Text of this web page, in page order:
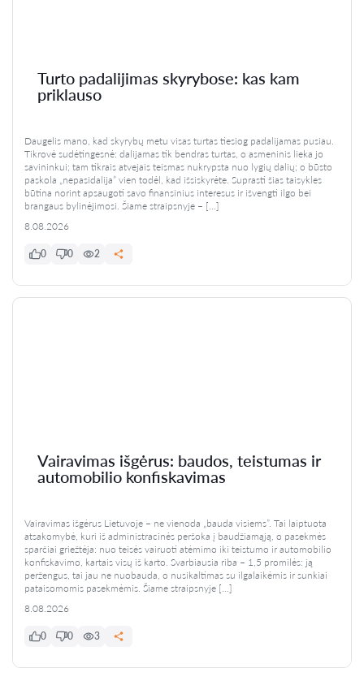
Turto padalijimas skyrybose: kas kam
priklauso
Daugelis mano, kad skyrybų metu visas turtas tiesiog padalijamas pusiau.
Tikrovė sudėtingesnė: dalijamas tik bendras turtas, o asmeninis lieka jo
savininkui; tam tikrais atvejais teismas nukrypsta nuo lygių dalių; o būsto
paskola „nepasidalija” vien todėl, kad išsiskyrėte. Suprasti šias taisykles
būtina norint apsaugoti savo finansinius interesus ir išvengti ilgo bei
brangaus bylinėjimosi. Šiame straipsnyje – […]
8.08.2026
0 0 2
Vairavimas išgėrus: baudos, teistumas ir
automobilio konfiskavimas
Vairavimas išgėrus Lietuvoje – ne vienoda „bauda visiems”. Tai laiptuota
atsakomybė, kuri iš administracinės peršoka į baudžiamąją, o pasekmės
sparčiai griežtėja: nuo teisės vairuoti atėmimo iki teistumo ir automobilio
konfiskavimo, kartais visų iš karto. Svarbiausia riba – 1,5 promilės: ją
peržengus, tai jau ne nuobauda, o nusikaltimas su ilgalaikėmis ir sunkiai
pataisomomis pasekmėmis. Šiame straipsnyje […]
8.08.2026
0 0 3